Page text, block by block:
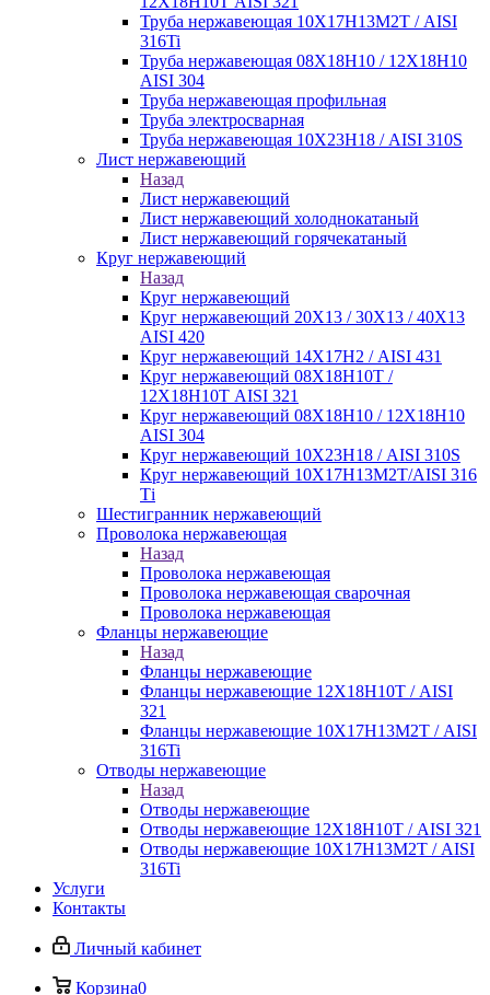
Труба нержавеющая 10Х17Н13М2Т / AISI
316Ti
Труба нержавеющая 08Х18Н10 / 12Х18Н10
AISI 304
Труба нержавеющая профильная
Труба электросварная
Труба нержавеющая 10Х23Н18 / AISI 310S
Лист нержавеющий
Назад
Лист нержавеющий
Лист нержавеющий холоднокатаный
Лист нержавеющий горячекатаный
Круг нержавеющий
Назад
Круг нержавеющий
Круг нержавеющий 20Х13 / 30Х13 / 40Х13
AISI 420
Круг нержавеющий 14Х17Н2 / AISI 431
Круг нержавеющий 08Х18Н10Т /
12Х18Н10Т AISI 321
Круг нержавеющий 08Х18Н10 / 12Х18Н10
AISI 304
Круг нержавеющий 10Х23Н18 / AISI 310S
Круг нержавеющий 10Х17Н13М2Т/AISI 316
Тi
Шестигранник нержавеющий
Проволока нержавеющая
Назад
Проволока нержавеющая
Проволока нержавеющая сварочная
Проволока нержавеющая
Фланцы нержавеющие
Назад
Фланцы нержавеющие
Фланцы нержавеющие 12Х18Н10Т / AISI
321
Фланцы нержавеющие 10Х17Н13М2Т / AISI
316Ti
Отводы нержавеющие
Назад
Отводы нержавеющие
Отводы нержавеющие 12Х18Н10Т / AISI 321
Отводы нержавеющие 10Х17Н13М2Т / AISI
316Ti
Услуги
Контакты
Личный кабинет
Корзина0